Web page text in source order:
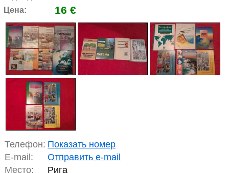
Цена: 16 €
Телефон: Показать номер
E-mail:
Отправить e-mail
Место:
Рига